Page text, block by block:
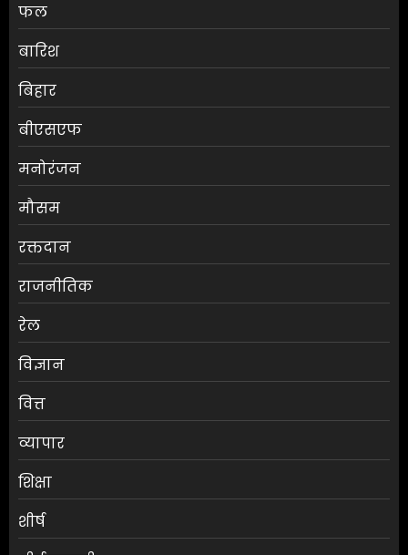
फल
बारिश
बिहार
बीएसएफ
मनोरंजन
मौसम
रक्तदान
राजनीतिक
रेल
विज्ञान
वित्त
व्यापार
शिक्षा
शीर्ष
विजेता
4
करते थे चोरी:मुजफ्फरपुर में गिरोह